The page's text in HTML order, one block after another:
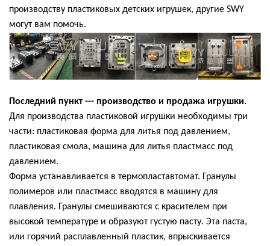
производству пластиковых детских игрушек, другие SWY
могут вам помочь.
Последний пункт --- производство и продажа игрушки.
Для производства пластиковой игрушки необходимы три
части: пластиковая форма для литья под давлением,
пластиковая смола, машина для литья пластмасс под
давлением.
Форма устанавливается в термопластавтомат. Гранулы
полимеров или пластмасс вводятся в машину для
плавления. Гранулы смешиваются с красителем при
высокой температуре и образуют густую пасту. Эта паста,
или горячий расплавленный пластик, впрыскивается